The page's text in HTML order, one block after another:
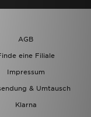
AGB
eine Filiale
Impressum
& Umtausch
Klarna